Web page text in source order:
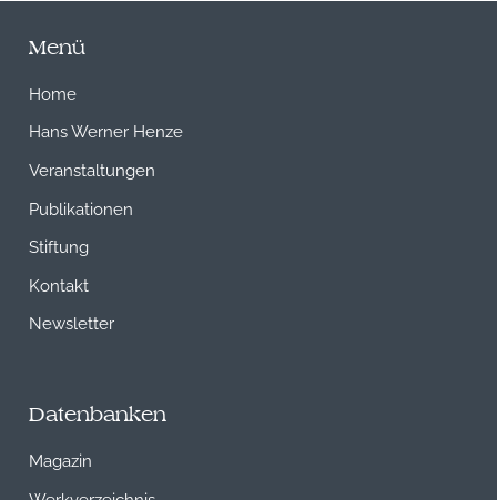
Menü
Home
Hans Werner Henze
Veranstaltungen
Publikationen
Stiftung
Kontakt
Newsletter
Datenbanken
Magazin